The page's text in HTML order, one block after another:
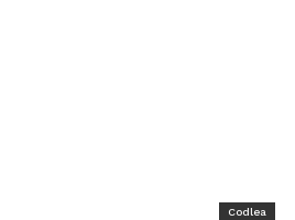
Codlea